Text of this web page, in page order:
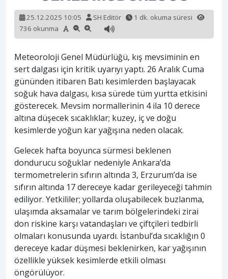
25.12.2025 10:05 SH Editör
1 dk. okuma süresi
736 okunma
Meteoroloji Genel Müdürlüğü, kış mevsiminin en
sert dalgası için kritik uyarıyı yaptı. 26 Aralık Cuma
gününden itibaren Batı kesimlerden başlayacak
soğuk hava dalgası, kısa sürede tüm yurtta etkisini
gösterecek. Mevsim normallerinin 4 ila 10 derece
altına düşecek sıcaklıklar; kuzey, iç ve doğu
kesimlerde yoğun kar yağışına neden olacak.
Gelecek hafta boyunca sürmesi beklenen
dondurucu soğuklar nedeniyle Ankara’da
termometrelerin sıfırın altında 3, Erzurum’da ise
sıfırın altında 17 dereceye kadar gerileyeceği tahmin
ediliyor. Yetkililer; yollarda oluşabilecek buzlanma,
ulaşımda aksamalar ve tarım bölgelerindeki zirai
don riskine karşı vatandaşları ve çiftçileri tedbirli
olmaları konusunda uyardı. İstanbul’da sıcaklığın 0
dereceye kadar düşmesi beklenirken, kar yağışının
özellikle yüksek kesimlerde etkili olması
öngörülüyor.